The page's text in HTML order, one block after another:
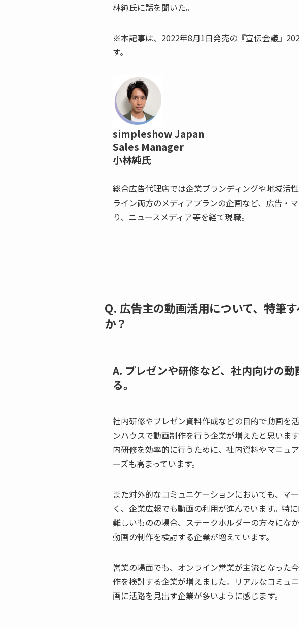
林純氏に話を聞いた。
※本記事は、2022年8月1日発売の『宣伝会議』
す。
simpleshow Japan
Sales Manager
小林純氏
総合広告代理店では企業ブランディングや地域活
ライン両方のメディアプランの企画など、広告・
り、ニュースメディア等を経て現職。
Q. 広告主の動画活用について、特筆
か？
A. プレゼンや研修など、社内向けの
る。
社内研修やプレゼン資料作成などの目的で動画を
ンハウスで動画制作を行う企業が増えたと思いま
内研修を効率的に行うために、社内資料やマニュ
ーズも高まっています。
また対外的なコミュニケーションにおいても、マ
く、企業広報でも動画の利用が進んでいます。特
難しいものの場合、ステークホルダーの方々にな
動画の制作を検討する企業が増えています。
営業の場面でも、オンライン営業が主流となった
作を検討する企業が増えました。リアルなコミュ
画に活路を見出す企業が多いように感じます。